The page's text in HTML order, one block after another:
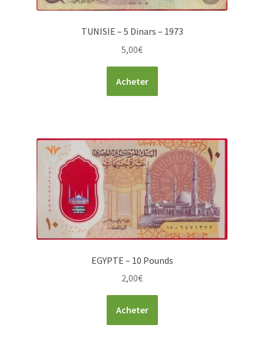
TUNISIE – 5 Dinars – 1973
5,00€
Acheter
EGYPTE – 10 Pounds
2,00€
Acheter